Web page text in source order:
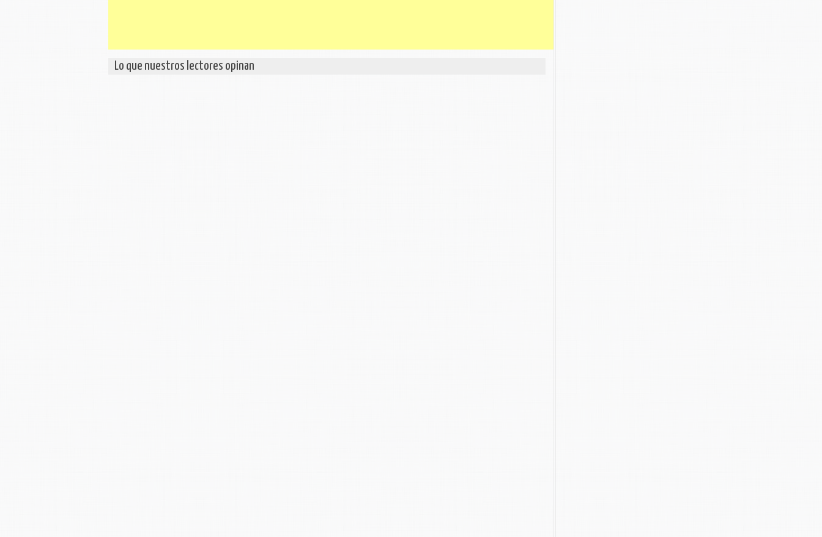
Lo que nuestros lectores opinan